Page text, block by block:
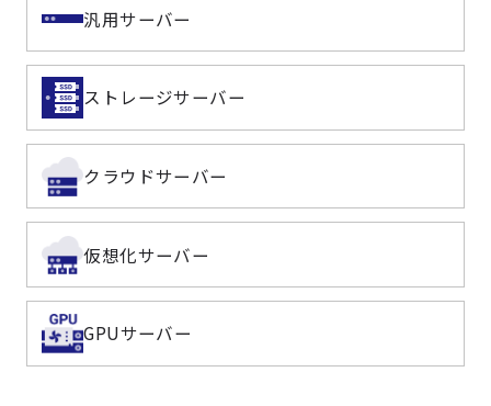
ニュース
よくある質問
採用情報
事例
サポート
会社案内
汎用サーバー
ストレージサーバー
クラウドサーバー
仮想化サーバー
GPUサーバー